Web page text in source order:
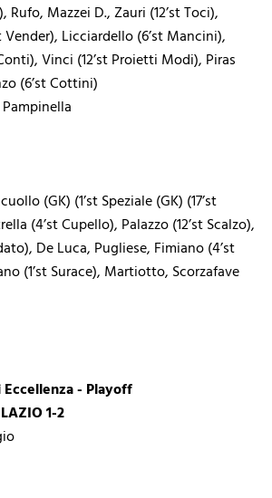
Rufo, Mazzei D., Zauri (12’st Toci),
Vender), Licciardello (6’st Mancini),
Vinci (12’st Proietti Modi), Piras
(6’st Cottini)
(GK) (1’st Speziale (GK) (17’st
(4’st Cupello), Palazzo (12’st Scalzo),
De Luca, Pugliese, Fimiano (4’st
(1’st Surace), Martiotto, Scorzafave
- Playoff
1-2